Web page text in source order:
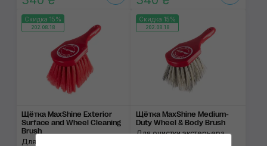
Скидка 15%
202:08:17
Щётка MaxShine Exterior
Surface and Wheel Cleaning
Brush
Для чистки экстерьера авто
Скидка 15%
202:08:17
Щётка MaxShine Medium-
Duty Wheel & Body Brush
Для очистки экстерьера